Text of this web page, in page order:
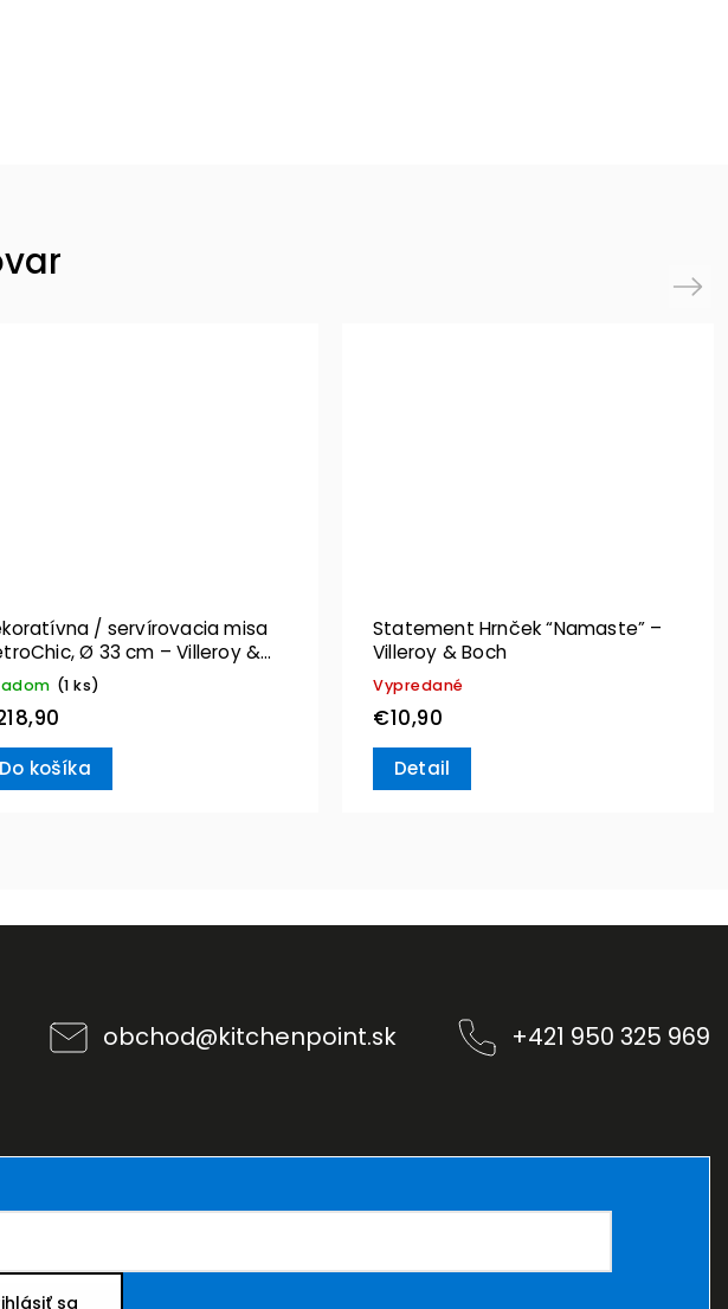
/ servírovacia misa
Ø 33 cm – Villeroy &
(1 ks)
Do košíka
Statement Hrnček “Namaste” –
Villeroy & Boch
Vypredané
€10,90
Detail
Next
obchod@kitchenpoint.sk +421 950 325 969
sa